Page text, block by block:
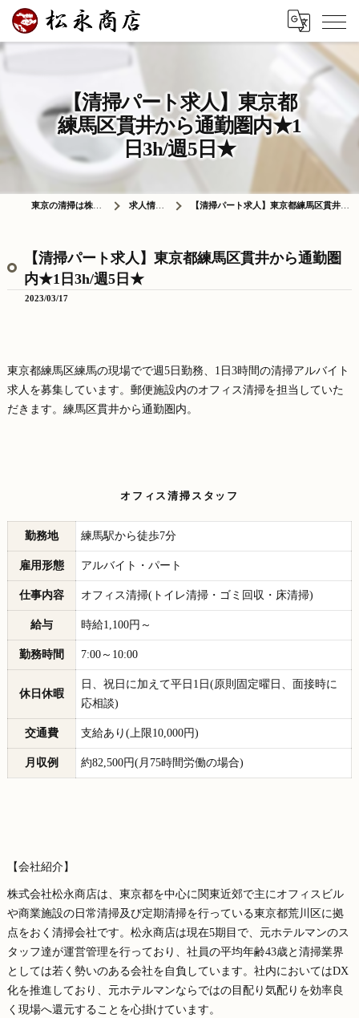
【清掃パート求人】東京都
練馬区貫井から通勤圏内★1
日3h/週5日★
東京の清掃は株式会社松永商店 求人情報ブログ 【清掃パート求人】東京都練馬区貫井から通勤圏内★1日3h/週5日★
【清掃パート求人】東京都練馬区貫井から通勤圏
内★1日3h/週5日★
2023/03/17
東京都練馬区練馬の現場でで週5日勤務、1日3時間の清掃アルバイト
求人を募集しています。郵便施設内のオフィス清掃を担当していた
だきます。練馬区貫井から通勤圏内。
オフィス清掃スタッフ
勤務地 練馬駅から徒歩7分
雇用形態 アルバイト・パート
仕事内容 オフィス清掃(トイレ清掃・ゴミ回収・床清掃)
給与 時給1,100円～
勤務時間 7:00～10:00
休日休暇
日、祝日に加えて平日1日(原則固定曜日、面接時に
応相談)
交通費 支給あり(上限10,000円)
月収例 約82,500円(月75時間労働の場合)
【会社紹介】
株式会社松永商店は、東京都を中心に関東近郊で主にオフィスビル
や商業施設の日常清掃及び定期清掃を行っている東京都荒川区に拠
点をおく清掃会社です。松永商店は現在5期目で、元ホテルマンのス
タッフ達が運営管理を行っており、社員の平均年齢43歳と清掃業界
としては若く勢いのある会社を自負しています。社内においてはDX
化を推進しており、元ホテルマンならではの目配り気配りを効率良
く現場へ還元することを心掛けています。